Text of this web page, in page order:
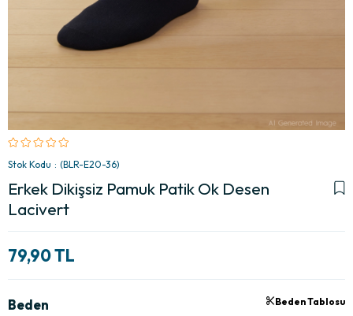
Stok Kodu (BLR-E20-36)
Erkek Dikişsiz Pamuk Patik Ok Desen
Lacivert
79,90 TL
Beden Beden Tablosu